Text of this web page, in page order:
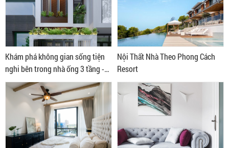
Khám phá không gian sống tiện
nghi bên trong nhà ống 3 tầng -
nhà anh Giang ở Bình Thạnh
Nội Thất Nhà Theo Phong Cách
Resort